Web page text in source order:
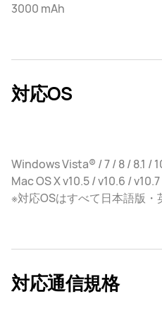
3000 mAh
対応OS
Windows Vista® / 7 / 8 / 8.1 /
Mac OS X v10.5 / v10.6 /
※対応OSはすべて日本語版・
対応通信規格